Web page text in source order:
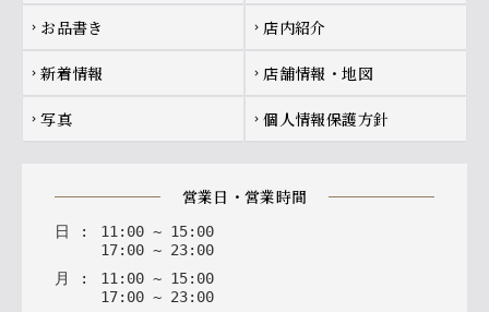
chevron_right お品書き chevron_right 店内紹介
chevron_right 新着情報 chevron_right 店舗情報・地図
chevron_right 写真 chevron_right 個人情報保護方針
営業日・営業時間
日 : 11 : 00 ~ 15: 00
17: 00 ~ 23: 00
月
: 11 : 00 ~ 15: 00
17: 00 ~ 23: 00